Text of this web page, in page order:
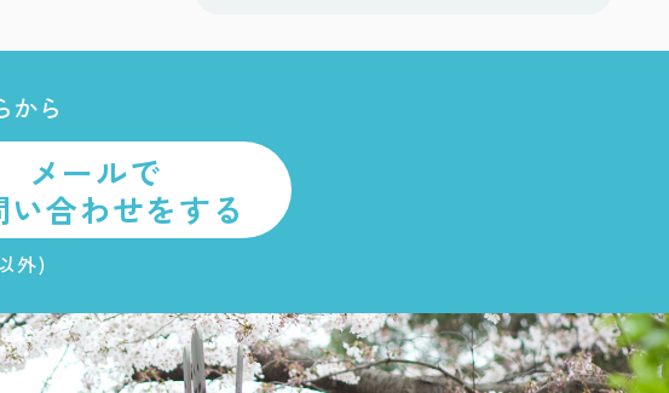
から
メールで
い合わせをする
外)